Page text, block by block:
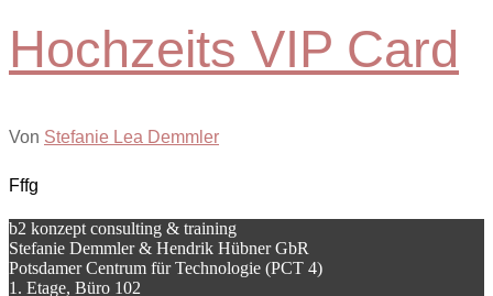
Hochzeits VIP Card
Von Stefanie Lea Demmler
Fffg
b2 konzept consulting & training
Stefanie Demmler & Hendrik Hübner GbR
Potsdamer Centrum für Technologie (PCT 4)
1. Etage, Büro 102